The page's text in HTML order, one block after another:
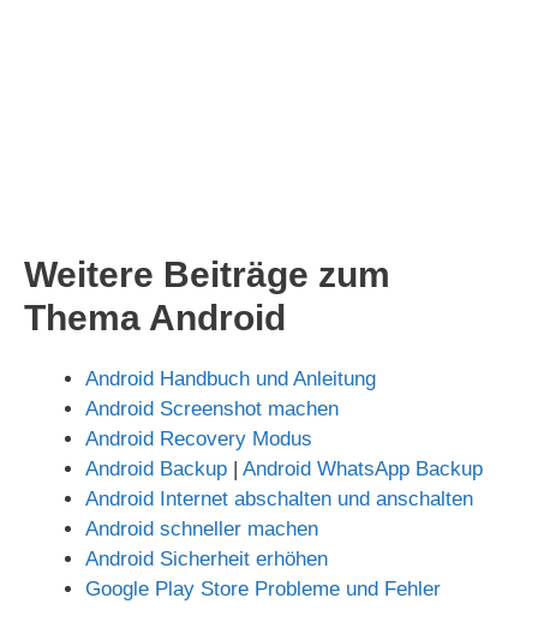
Weitere Beiträge zum
Thema Android
Android Handbuch und Anleitung
Android Screenshot machen
Android Recovery Modus
Android Backup | Android WhatsApp Backup
Android Internet abschalten und anschalten
Android schneller machen
Android Sicherheit erhöhen
Google Play Store Probleme und Fehler